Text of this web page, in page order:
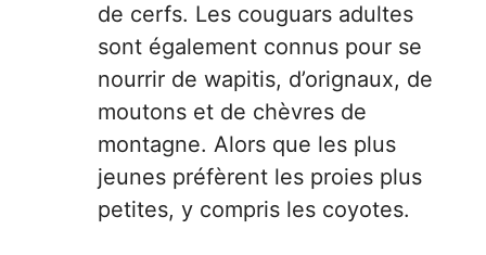
de cerfs. Les couguars adultes
sont également connus pour se
nourrir de wapitis, d’orignaux, de
moutons et de chèvres de
montagne. Alors que les plus
jeunes préfèrent les proies plus
petites, y compris les coyotes.